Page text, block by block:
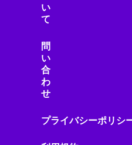
い
て
問
い
合
わ
せ
プライバシーポリシ